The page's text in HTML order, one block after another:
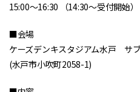
15:00～16:30 （14:30～受付開始）
■会場
ケーズデンキスタジアム水戸 サ
(水戸市小吹町2058-1)